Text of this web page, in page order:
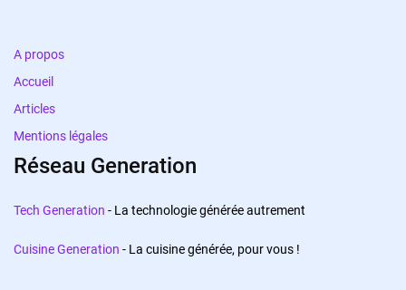
A propos
Accueil
Articles
Mentions légales
Réseau Generation
Tech Generation - La technologie générée autrement
Cuisine Generation - La cuisine générée, pour vous !